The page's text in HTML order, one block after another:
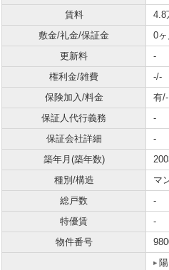
賃料
4.8
敷金/礼金/保証金
0
更新料
-
権利金/雑費
-/-
保険加入/料金
有/-
保証人代行義務
-
保証会社詳細
-
築年月(築年数)
種別/構造
マ
総戸数
-
特優賃
-
物件番号